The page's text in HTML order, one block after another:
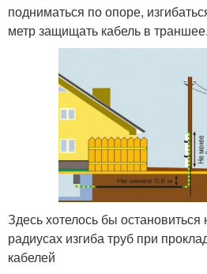
подниматься по опоре,
метр защищать кабель в траншее.
Здесь хотелось бы
радиусах изгиба труб при
кабелей